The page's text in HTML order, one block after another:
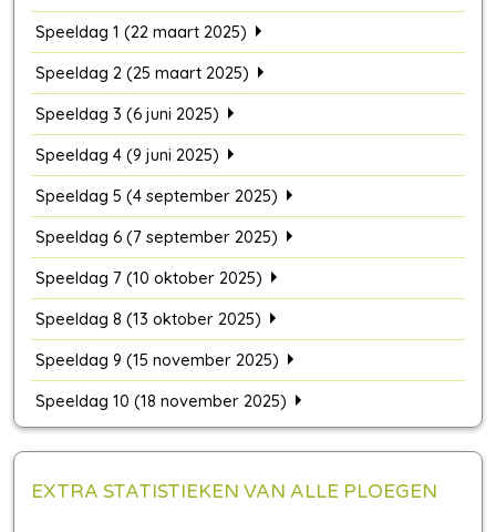
Speeldag 1 (22 maart 2025)
Speeldag 2 (25 maart 2025)
Speeldag 3 (6 juni 2025)
Speeldag 4 (9 juni 2025)
Speeldag 5 (4 september 2025)
Speeldag 6 (7 september 2025)
Speeldag 7 (10 oktober 2025)
Speeldag 8 (13 oktober 2025)
Speeldag 9 (15 november 2025)
Speeldag 10 (18 november 2025)
EXTRA STATISTIEKEN VAN ALLE PLOEGEN